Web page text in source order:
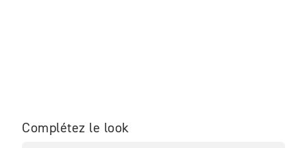
Complétez le look